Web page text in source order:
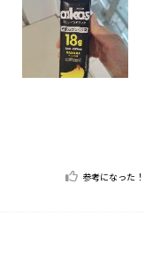
参考になった！